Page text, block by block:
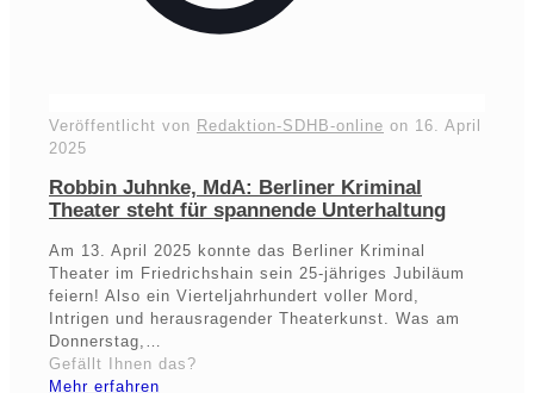
Veröffentlicht von Redaktion-SDHB-online on 16. April
2025
Robbin Juhnke, MdA: Berliner Kriminal
Theater steht für spannende Unterhaltung
Am 13. April 2025 konnte das Berliner Kriminal
Theater im Friedrichshain sein 25-jähriges Jubiläum
feiern! Also ein Vierteljahrhundert voller Mord,
Intrigen und herausragender Theaterkunst. Was am
Donnerstag,…
Gefällt Ihnen das?
Mehr erfahren